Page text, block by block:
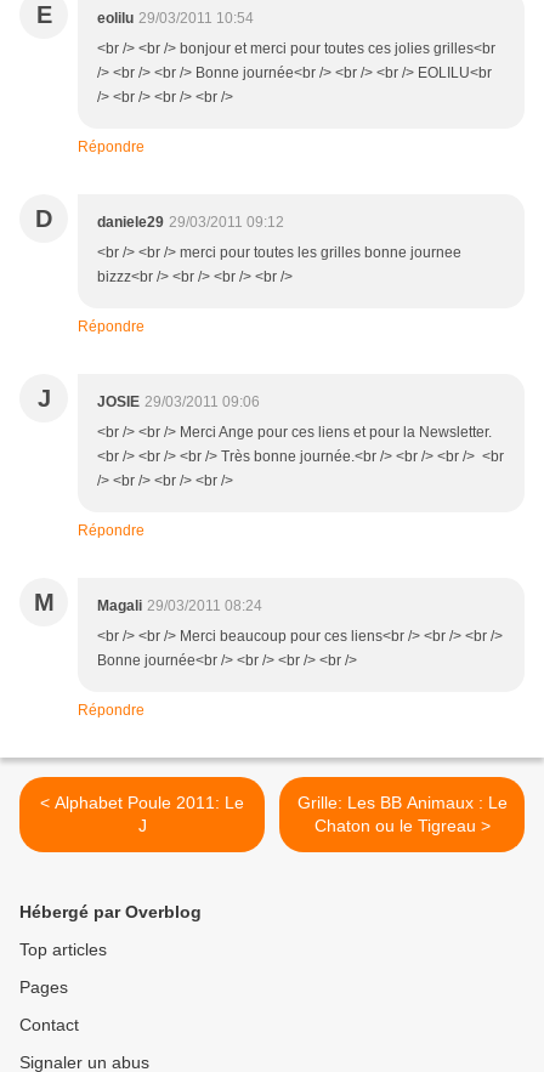
E eolilu 29/03/2011 10:54
<br /> <br /> bonjour et merci pour toutes ces jolies grilles<br
/> <br /> <br /> Bonne journée<br /> <br /> <br /> EOLILU<br
/> <br /> <br /> <br />
Répondre
D daniele29 29/03/2011 09:12
<br /> <br /> merci pour toutes les grilles bonne journee
bizzz<br /> <br /> <br /> <br />
Répondre
J JOSIE 29/03/2011 09:06
<br /> <br /> Merci Ange pour ces liens et pour la Newsletter.
<br /> <br /> <br /> Très bonne journée.<br /> <br /> <br /> <br
/> <br /> <br /> <br />
Répondre
M Magali 29/03/2011 08:24
<br /> <br /> Merci beaucoup pour ces liens<br /> <br /> <br />
Bonne journée<br /> <br /> <br /> <br />
Répondre
< Alphabet Poule 2011: Le
J
Grille: Les BB Animaux : Le
Chaton ou le Tigreau >
Hébergé par Overblog
Top articles
Pages
Contact
Signaler un abus